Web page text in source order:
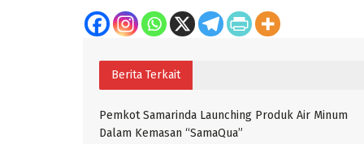
Berita Terkait
Pemkot Samarinda Launching Produk Air Minum
Dalam Kemasan “SamaQua”